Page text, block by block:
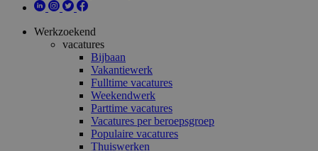
Werkzoekend
vacatures
Bijbaan
Vakantiewerk
Fulltime vacatures
Weekendwerk
Parttime vacatures
Vacatures per beroepsgroep
Populaire vacatures
Thuiswerken